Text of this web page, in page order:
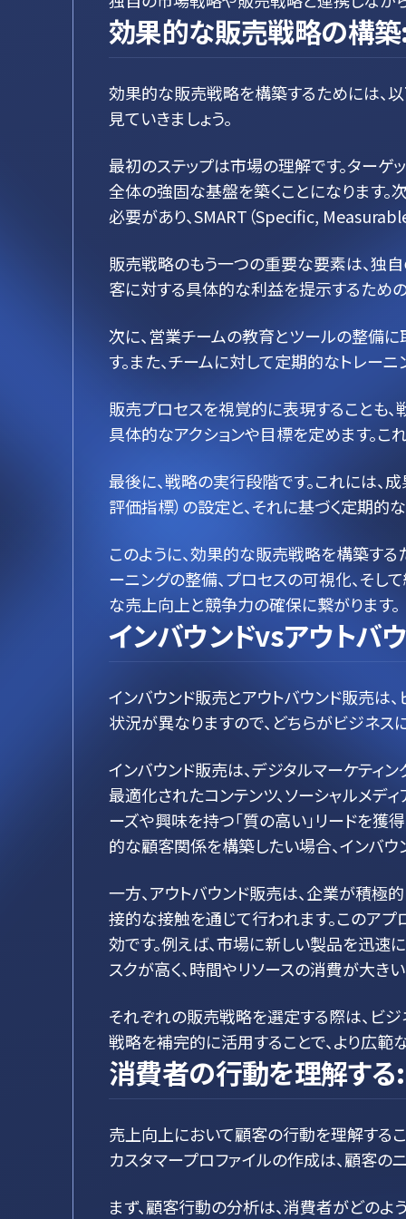
効果的な販売戦略の構築
効果的な販売戦略を構築するためには、
見ていきましょう。
最初のステップは市場の理解です。ターゲ
全体の強固な基盤を築くことになります
必要があり、SMART（Specific,
販売戦略のもう一つの重要な要素は、独
客に対する具体的な利益を提示するための
次に、営業チームの教育とツールの整備に
す。また、チームに対して定期的なトレー
販売プロセスを視覚的に表現することも、
具体的なアクションや目標を定めます。こ
最後に、戦略の実行段階です。これには、
評価指標）の設定と、それに基づく定期
このように、効果的な販売戦略を構築す
ーニングの整備、プロセスの可視化、そ
な売上向上と競争力の確保に繋がります。
インバウンドvsアウトバ
インバウンド販売とアウトバウンド販売
状況が異なりますので、どちらがビジネス
インバウンド販売は、デジタルマーケティ
最適化されたコンテンツ、ソーシャルメデ
ーズや興味を持つ「質の高い」リードを獲
的な顧客関係を構築したい場合、インバウ
一方、アウトバウンド販売は、企業が積極
接的な接触を通じて行われます。このア
効です。例えば、市場に新しい製品を迅速
スクが高く、時間やリソースの消費が大き
それぞれの販売戦略を選定する際は、ビ
戦略を補完的に活用することで、より広範
消費者の行動を理解する
売上向上において顧客の行動を理解する
カスタマープロファイルの作成は、顧客の
まず、顧客行動の分析は、消費者がどのよ